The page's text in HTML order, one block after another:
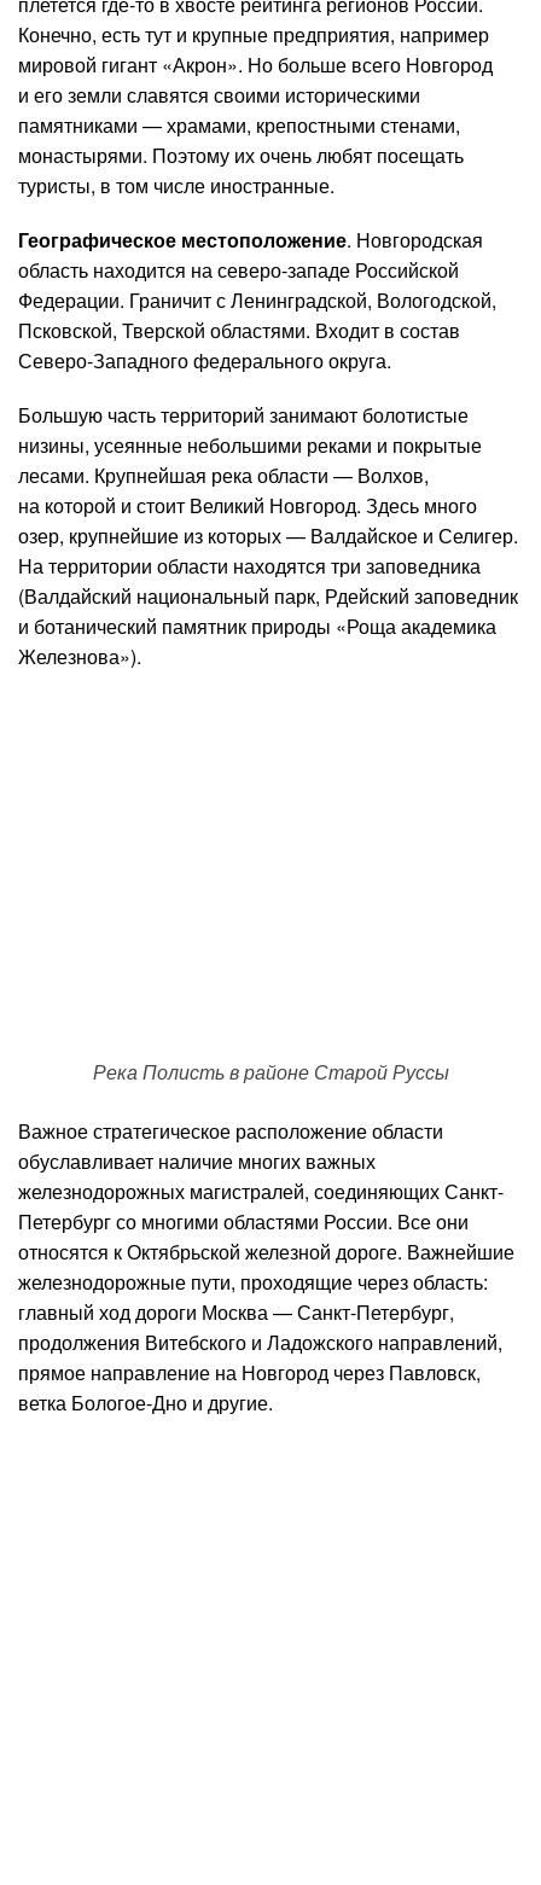
Конечно, есть тут и крупные предприятия, например
мировой гигант «Акрон». Но больше всего Новгород
и его земли славятся своими историческими
памятниками — храмами, крепостными стенами,
монастырями. Поэтому их очень любят посещать
туристы, в том числе иностранные.
Географическое местоположение. Новгородская
область находится на северо-западе Российской
Федерации. Граничит с Ленинградской, Вологодской,
Псковской, Тверской областями. Входит в состав
Северо-Западного федерального округа.
Большую часть территорий занимают болотистые
низины, усеянные небольшими реками и покрытые
лесами. Крупнейшая река области — Волхов,
на которой и стоит Великий Новгород. Здесь много
озер, крупнейшие из которых — Валдайское и Селигер.
На территории области находятся три заповедника
(Валдайский национальный парк, Рдейский заповедник
и ботанический памятник природы «Роща академика
Железнова»).
Река Полисть в районе Старой Руссы
Важное стратегическое расположение области
обуславливает наличие многих важных
железнодорожных магистралей, соединяющих Санкт-
Петербург со многими областями России. Все они
относятся к Октябрьской железной дороге. Важнейшие
железнодорожные пути, проходящие через область:
главный ход дороги Москва — Санкт-Петербург,
продолжения Витебского и Ладожского направлений,
прямое направление на Новгород через Павловск,
ветка Бологое-Дно и другие.